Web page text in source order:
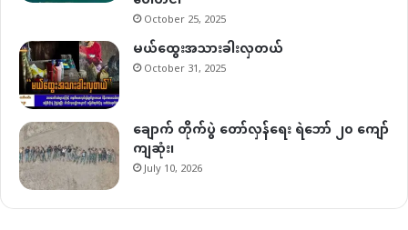
October 25, 2025
မယ်ထွေးအသားခါးလှတယ်
October 31, 2025
ချောက် တိုက်ပွဲ တော်လှန်ရေး ရဲဘော် ၂၀ ကျော်
ကျဆုံး၊
July 10, 2026